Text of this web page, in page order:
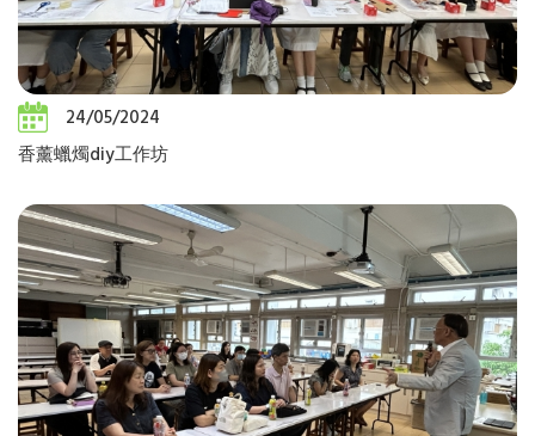
24/05/2024
香薰蠟燭diy工作坊